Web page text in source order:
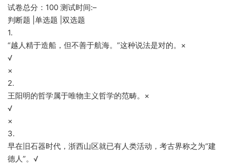
试卷总分：100 测试时间:–
判断题 |单选题 |双选题
1.
“越人精于造船，但不善于航海。”这种说法是对的。×
√
×
2.
王阳明的哲学属于唯物主义哲学的范畴。×
√
×
3.
早在旧石器时代，浙西山区就已有人类活动，考古界称之为“建
德人”。√